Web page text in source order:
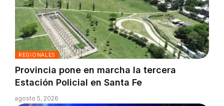
REGIONALES
Provincia pone en marcha la tercera
Estación Policial en Santa Fe
agosto 5, 2026